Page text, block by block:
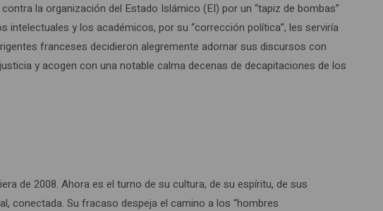
la organización del Estado Islámico (EI) por un “tapiz de bombas”
y los académicos, por su “corrección política”, les serviría
franceses decidieron alegremente adornar sus discursos con
y acogen con una notable calma decenas de decapitaciones de los
de 2008. Ahora es el turno de su cultura, de su espíritu, de sus
conectada. Su fracaso despeja el camino a los “hombres